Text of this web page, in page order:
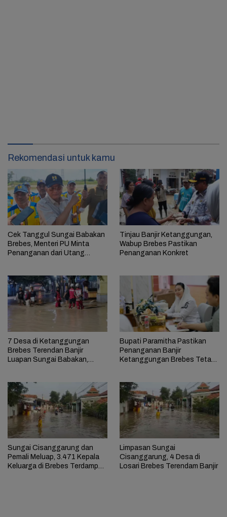
Rekomendasi untuk kamu
Cek Tanggul Sungai Babakan
Brebes, Menteri PU Minta
Penanganan dari Utang
Tinjau Banjir Ketanggungan,
Wabup Brebes Pastikan
Penanganan Konkret
7 Desa di Ketanggungan
Brebes Terendan Banjir
Luapan Sungai Babakan,
Bupati Paramitha Pastikan
Penanganan Banjir
Ketanggungan Brebes Tetap
Sungai Cisanggarung dan
Pemali Meluap, 3.471 Kepala
Keluarga di Brebes Terdampak
Limpasan Sungai
Cisanggarung, 4 Desa di
Losari Brebes Terendam Banjir